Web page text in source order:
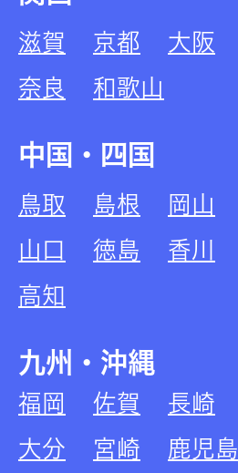
滋賀 京都 大阪
奈良
和歌山
中国・四国
鳥取 島根 岡山
山口
徳島 香川
高知
九州・沖縄
福岡 佐賀 長崎
大分
宮崎 鹿児島